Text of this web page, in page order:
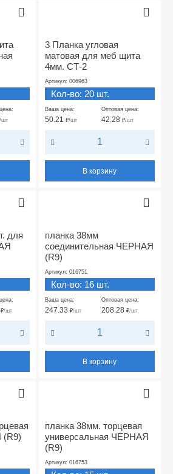
/шт
3 Планка угловая
матовая для меб щита
4мм. СТ-2
Артикул: 006963
Кол-во: 20 шт.
Ваша цена:
50.21 ₽/шт
Оптовая цена:
42.28 ₽/шт
В корзину
для
₽/шт
планка 38мм
соединительная ЧЕРНАЯ
(R9)
Артикул: 016751
Кол-во: 16 шт.
Ваша цена:
247.33 ₽/шт
Оптовая цена:
208.28 ₽/шт
В корзину
планка 38мм. торцевая
универсальная ЧЕРНАЯ
(R9)
Артикул: 016753